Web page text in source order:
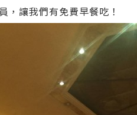
，讓我們有免費早餐吃！